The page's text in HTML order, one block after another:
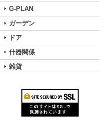
G-PLAN
ガーデン
ドア
什器関係
雑貨